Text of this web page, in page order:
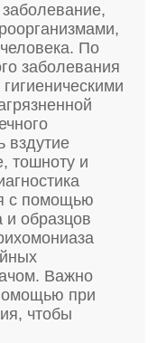
По
заболевания
вздутие
тошноту и
с помощью
и образцов
Важно
при
чтобы